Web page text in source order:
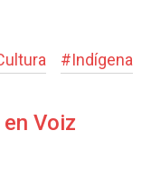
#Indígena
Voiz